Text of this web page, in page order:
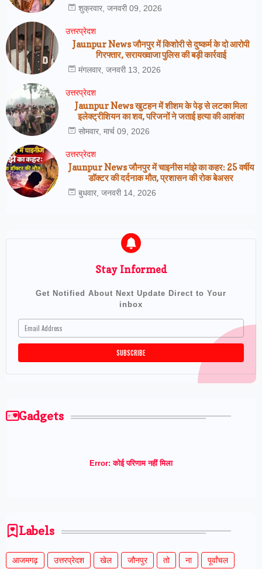
शुक्रवार, जनवरी 09, 2026
उत्तरप्रेदश
Jaunpur News जौनपुर में किशोरी से दुष्कर्म के दो आरोपी
गिरफ्तार, सरायख्वाजा पुलिस की बड़ी कार्रवाई
मंगलवार, जनवरी 13, 2026
उत्तरप्रेदश
Jaunpur News खुटहन में शीशम के पेड़ से लटका मिला
इलेक्ट्रीशियन का शव, परिजनों ने जताई हत्या की आशंका
सोमवार, मार्च 09, 2026
उत्तरप्रेदश
Jaunpur News जौनपुर में चाइनीस मांझे का कहर: 25 वर्षीय
डॉक्टर की दर्दनाक मौत, प्रशासन की रोक बेअसर
बुधवार, जनवरी 14, 2026
Stay Informed
Get Notified About Next Update Direct to Your
inbox
Gadgets
Error: कोई परिणाम नहीं मिला
Labels
आजमगढ़ उत्तरप्रेदश खेल जौनपुर तो ना पूर्वांचल